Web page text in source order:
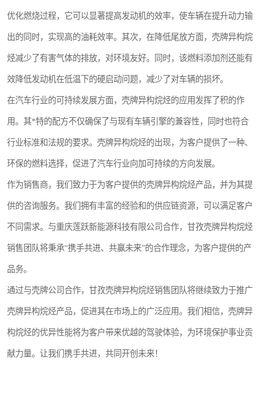
优化燃烧过程，它可以显著提高发动机的效率，使车辆在提升动力输
出的同时，实现高的油耗效率。其次，在降低尾放方面，壳牌异构烷
烃减少了有害气体的排放，对环境友好。同时，该燃料添加剂还能有
效降低发动机在低温下的硬启动问题，减少了对车辆的损坏。
在汽车行业的可持续发展方面，壳牌异构烷烃的应用发挥了积的作
用。其*特的配方不仅确保了与现有车辆引擎的兼容性，同时也符合
行业标准和法规的要求。壳牌异构烷烃的出现，为客户提供了一种、
环保的燃料选择，促进了汽车行业向加可持续的方向发展。
作为销售商，我们致力于为客户提供的壳牌异构烷烃产品，并为其提
供的咨询服务。我们拥有丰富的经验和的供应链资源，可以满足客户
不同需求。与重庆莲跃新能源科技有限公司合作，甘孜壳牌异构烷烃
销售团队将秉承“携手共进、共赢未来”的合作理念，为客户提供的产
品务。
通过与壳牌公司合作，甘孜壳牌异构烷烃销售团队将继续致力于推广
壳牌异构烷烃产品，促进其在市场上的广泛应用。我们相信，壳牌异
构烷烃的优异性能将为客户带来优越的驾驶体验，为环境保护事业贡
献力量。让我们携手共进，共同开创未来！
粉末清洗剂 稀释剂
萃取剂